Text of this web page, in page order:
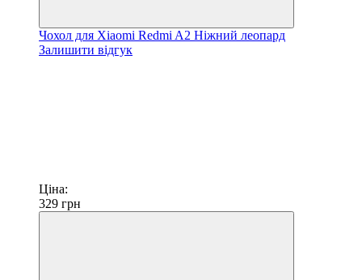
Чохол для Xiaomi Redmi A2 Ніжний леопард
Залишити відгук
Ціна:
329 грн